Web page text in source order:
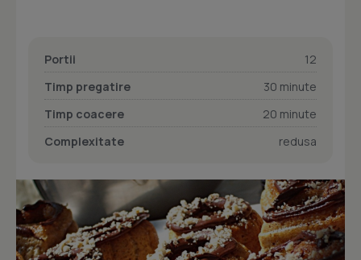
Portii
12
Timp pregatire
30 minute
Timp coacere
20 minute
Complexitate
redusa